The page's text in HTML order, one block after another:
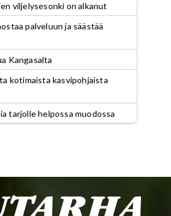
viljelysesonki on alkanut
palveluun ja säästää
Kangasalta
kotimaista kasvipohjaista
tarjolle helpossa muodossa